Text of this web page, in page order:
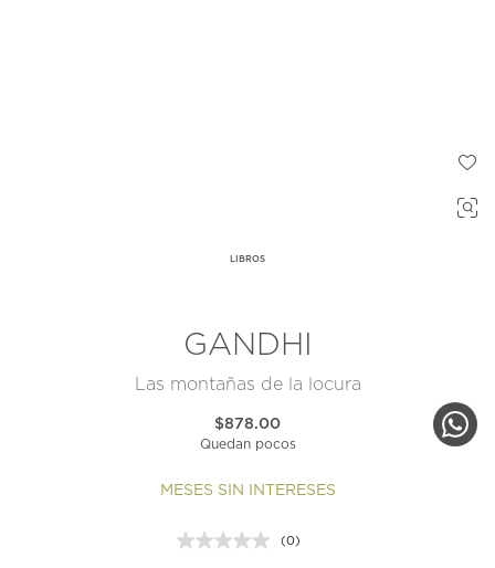
LIBROS
GANDHI
Las montañas de la locura
$878.00
Quedan pocos
MESES SIN INTERESES
Sin
(0)